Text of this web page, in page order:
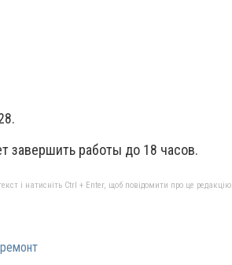
завершить работы до 18 часов.
і натисніть Ctrl + Enter, щоб повідомити про це редакцію